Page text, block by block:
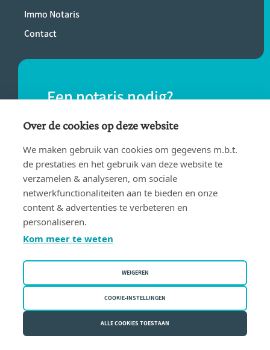
Immo Notaris
Contact
Een notaris nodig?
Vind eenvoudig een notaris bij jou in de
buurt.
VIND EEN NOTARIS
Gebruiksvoorwaarden
Privacy policy
Cookiebeleid
Fednot vzw | Bergstraat 30/34 - 1000 Brussel | BE 0409.357.321
Over de cookies op deze website
We maken gebruik van cookies om gegevens m.b.t.
de prestaties en het gebruik van deze website te
verzamelen & analyseren, om sociale
netwerkfunctionaliteiten aan te bieden en onze
content & advertenties te verbeteren en
personaliseren.
Kom meer te weten
WEIGEREN
COOKIE-INSTELLINGEN
ALLE COOKIES TOESTAAN